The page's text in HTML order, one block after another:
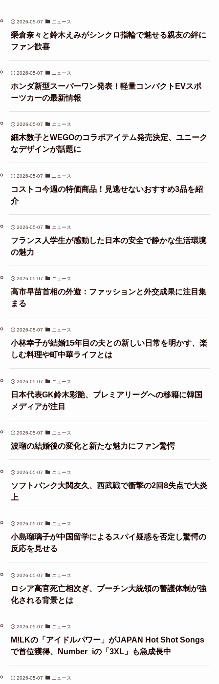
2026-05-07 ニュース
榮倉奈々と鈴木えみがシンクロ指輪で魅せる親友の絆に
ファン歓喜
2026-05-07 ニュース
ホンダ新型スーパーワン発表！軽量コンパクトEVスポ
ーツカーの最新情報
2026-05-07 ニュース
細木数子とWEGOのコラボアイテム発売決定、ユニーク
なデザインが話題に
2026-05-07 ニュース
コストコ今週の特価商品！見逃せないおすすめ3品を紹
介
2026-05-07 ニュース
フランス人学生が感動した日本の安全で静かな生活環境
の魅力
2026-05-07 ニュース
高市早苗首相の外遊：ファッションと外交成果に注目集
まる
2026-05-07 ニュース
小林幸子が結婚15年目の夫との新しい日常を明かす、楽
しむ料理や町中華ライフとは
2026-05-07 ニュース
日本代表GK鈴木彩艶、プレミアリーグへの移籍に韓国
メディアが注目
2026-05-07 ニュース
波瑠の結婚後の変化と新たな魅力にファン驚愕
2026-05-07 ニュース
ソフトバンク大関友久、西武戦で衝撃の2回8失点で大炎
上
2026-05-07 ニュース
小島瑠璃子が中国留学によるスパイ疑惑を否定し驚愕の
反応を見せる
2026-05-07 ニュース
ロシア高官死亡相次ぎ、プーチン大統領の警護体制が強
化される背景とは
2026-05-07 ニュース
M!LKの「アイドルパワー」がJAPAN Hot Shot Songs
で首位獲得、Number_iの「3XL」も急成長中
2026-05-07 ニュース